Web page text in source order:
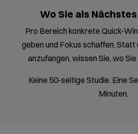
Wo Sie als
Pro Bereich konkrete Quick-
geben und Fokus schaffen. Statt
anzufangen, wissen Sie, wo
Keine 50-seitige Studie. Eine
Minuten.